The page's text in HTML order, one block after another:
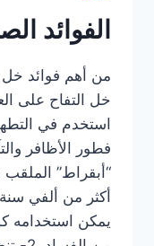
الفوائد
خل التفاح على
استخدم في
فطور الأظافر
“أبقراط”
أكثر من ألفي
يمكن استخدامه